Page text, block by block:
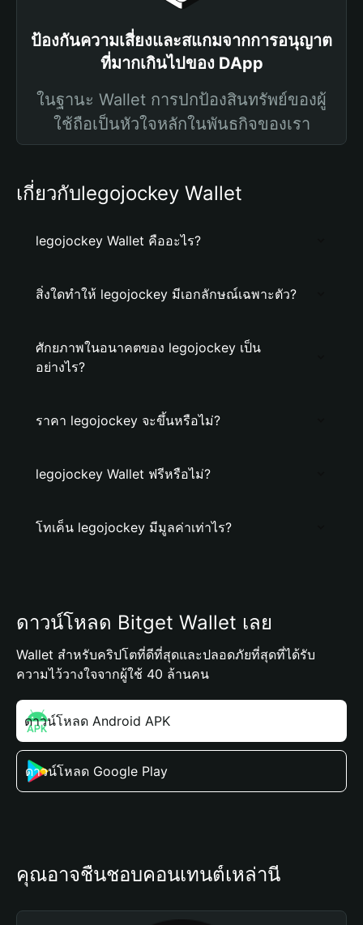
ป้องกันความเสี่ยงและสแกมจากการอนุญาต
ที่มากเกินไปของ DApp
ในฐานะ Wallet การปกป้องสินทรัพย์ของผู้
ใช้ถือเป็นหัวใจหลักในพันธกิจของเรา
เกี่ยวกับlegojockey Wallet
legojockey Wallet คืออะไร?
สิ่งใดทำให้ legojockey มีเอกลักษณ์เฉพาะตัว?
ศักยภาพในอนาคตของ legojockey เป็น
อย่างไร?
ราคา legojockey จะขึ้นหรือไม่?
legojockey Wallet ฟรีหรือไม่?
โทเค็น legojockey มีมูลค่าเท่าไร?
ดาวน์โหลด Bitget Wallet เลย
Wallet สำหรับคริปโตที่ดีที่สุดและปลอดภัยที่สุดที่ได้รับ
ความไว้วางใจจากผู้ใช้ 40 ล้านคน
ดาวน์โหลด Android APK
ดาวน์โหลด Google Play
คุณอาจชื่นชอบคอนเทนต์เหล่านี้